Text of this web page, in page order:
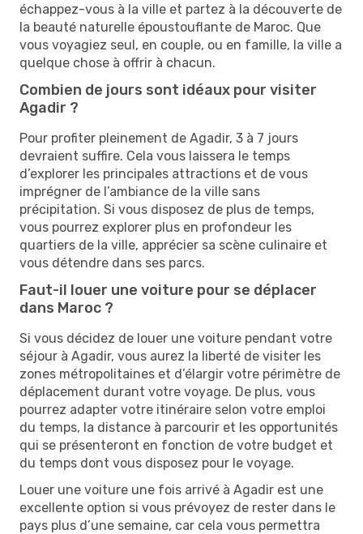
échappez-vous à la ville et partez à la découverte de
la beauté naturelle époustouflante de Maroc. Que
vous voyagiez seul, en couple, ou en famille, la ville a
quelque chose à offrir à chacun.
Combien de jours sont idéaux pour visiter
Agadir ?
Pour profiter pleinement de Agadir, 3 à 7 jours
devraient suffire. Cela vous laissera le temps
d’explorer les principales attractions et de vous
imprégner de l’ambiance de la ville sans
précipitation. Si vous disposez de plus de temps,
vous pourrez explorer plus en profondeur les
quartiers de la ville, apprécier sa scène culinaire et
vous détendre dans ses parcs.
Faut-il louer une voiture pour se déplacer
dans Maroc ?
Si vous décidez de louer une voiture pendant votre
séjour à Agadir, vous aurez la liberté de visiter les
zones métropolitaines et d’élargir votre périmètre de
déplacement durant votre voyage. De plus, vous
pourrez adapter votre itinéraire selon votre emploi
du temps, la distance à parcourir et les opportunités
qui se présenteront en fonction de votre budget et
du temps dont vous disposez pour le voyage.
Louer une voiture une fois arrivé à Agadir est une
excellente option si vous prévoyez de rester dans le
pays plus d’une semaine, car cela vous permettra